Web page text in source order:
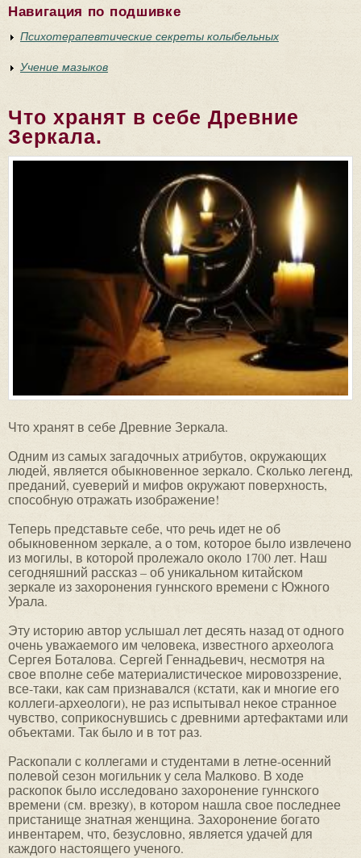
Навигация по подшивке
Психотерапевтические секреты колыбельных
Учение мазыков
Что хранят в себе Древние
Зеркала.
Что хранят в себе Древние Зеркала.
Одним из самых загадочных атрибутов, окружающих
людей, является обыкновенное зеркало. Сколько легенд,
преданий, суеверий и мифов окружают поверхность,
способную отражать изображение!
Теперь представьте себе, что речь идет не об
обыкновенном зеркале, а о том, которое было извлечено
из могилы, в которой пролежало около 1700 лет. Наш
сегодняшний рассказ – об уникальном китайском
зеркале из захоронения гуннского времени с Южного
Урала.
Эту историю автор услышал лет десять назад от одного
очень уважаемого им человека, известного археолога
Сергея Боталова. Сергей Геннадьевич, несмотря на
свое вполне себе материалистическое мировоззрение,
все-таки, как сам признавался (кстати, как и многие его
коллеги-археологи), не раз испытывал некое странное
чувство, соприкоснувшись с древними артефактами или
объектами. Так было и в тот раз.
Раскопали с коллегами и студентами в летне-осенний
полевой сезон могильник у села Малково. В ходе
раскопок было исследовано захоронение гуннского
времени (см. врезку), в котором нашла свое последнее
пристанище знатная женщина. Захоронение богато
инвентарем, что, безусловно, является удачей для
каждого настоящего ученого.